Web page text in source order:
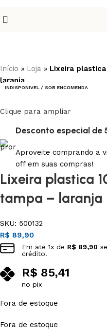
Início » Loja » Lixeira
laranja
INDISPONIVEL / SOB ENCOMENDA
Clique para ampliar
Desconto especial de
Aproveite comprando a
off em suas compras!
Lixeira plastica
tampa – laranja
SKU: 500132
R$ 89,90
Em até1x de R$ 89,90
crédito!
R$ 85,41
no pix
Fora de estoque
Fora de estoque